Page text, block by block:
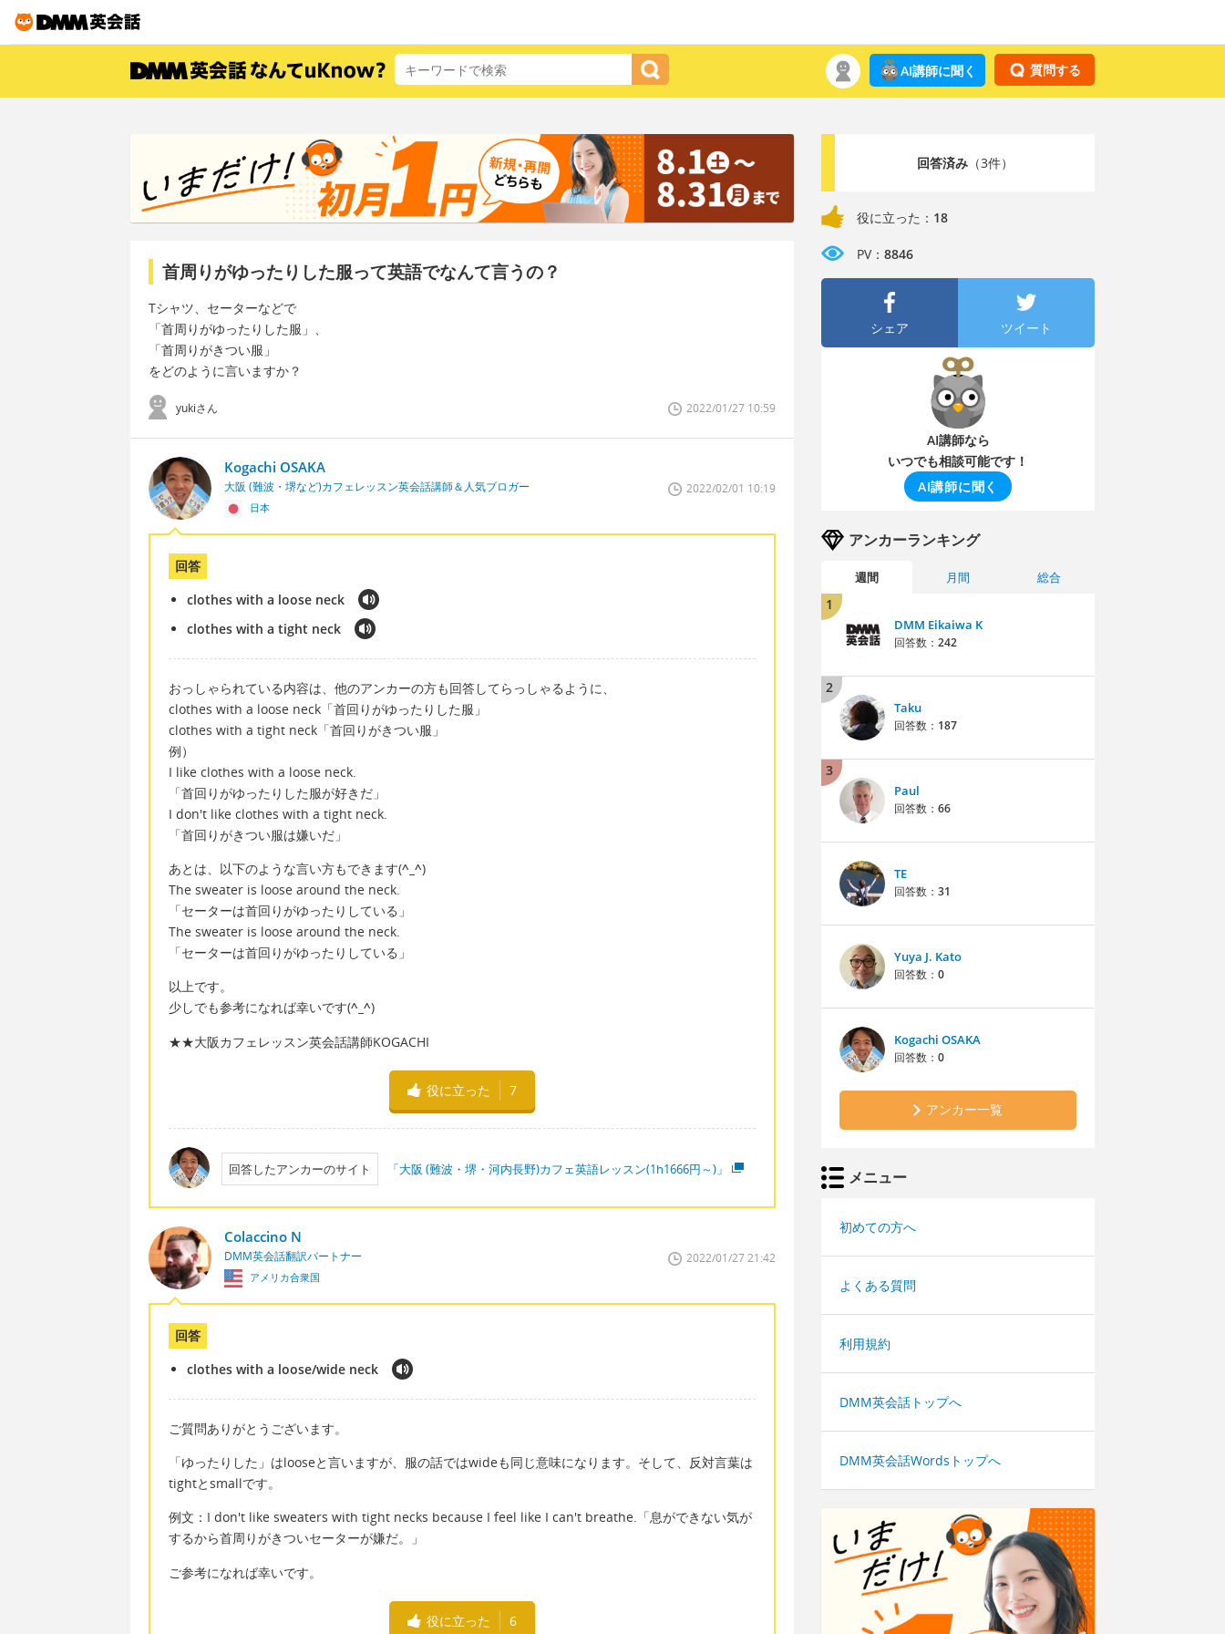
質問する
AI講師に聞く
首周りがゆったりした服って英語でなんて言うの？
Tシャツ、セーターなどで
「首周りがゆったりした服」、
「首周りがきつい服」
をどのように言いますか？
yukiさん 2022/01/27 10:59
Kogachi OSAKA
大阪 (難波・堺など)カフェレッスン英会話講師＆人気ブロガー
日本
2022/02/01 10:19
回答
clothes with a loose neck
clothes with a tight neck
おっしゃられている内容は、他のアンカーの方も回答してらっしゃるように、
clothes with a loose neck「首回りがゆったりした服」
clothes with a tight neck「首回りがきつい服」
例）
I like clothes with a loose neck.
「首回りがゆったりした服が好きだ」
I don't like clothes with a tight neck.
「首回りがきつい服は嫌いだ」
あとは、以下のような言い方もできます(^_^)
The sweater is loose around the neck.
「セーターは首回りがゆったりしている」
The sweater is loose around the neck.
「セーターは首回りがゆったりしている」
以上です。
少しでも参考になれば幸いです(^_^)
★★大阪カフェレッスン英会話講師KOGACHI
役に立った 7
回答したアンカーのサイト 「大阪 (難波・堺・河内長野)カフェ英語レッスン(1h1666円～)」
Colaccino N
DMM英会話翻訳パートナー
アメリカ合衆国
2022/01/27 21:42
回答
clothes with a loose/wide neck
ご質問ありがとうございます。
「ゆったりした」はlooseと言いますが、服の話ではwideも同じ意味になります。そして、反対言葉は
tightとsmallです。
例文：I don't like sweaters with tight necks because I feel like I can't breathe.「息ができない気が
するから首周りがきついセーターが嫌だ。」
ご参考になれば幸いです。
役に立った 6
回答済み（3件）
役に立った： 18
PV： 8846
シェア ツイート
AI講師なら
いつでも相談可能です！
AI講師に聞く
アンカーランキング
週間 月間 総合
1
DMM Eikaiwa K
回答数： 242
2
Taku
回答数： 187
3
Paul
回答数： 66
TE
回答数： 31
Yuya J. Kato
回答数： 0
Kogachi OSAKA
回答数： 0
アンカー一覧
メニュー
初めての方へ
よくある質問
利用規約
DMM英会話トップへ
DMM英会話Wordsトップへ